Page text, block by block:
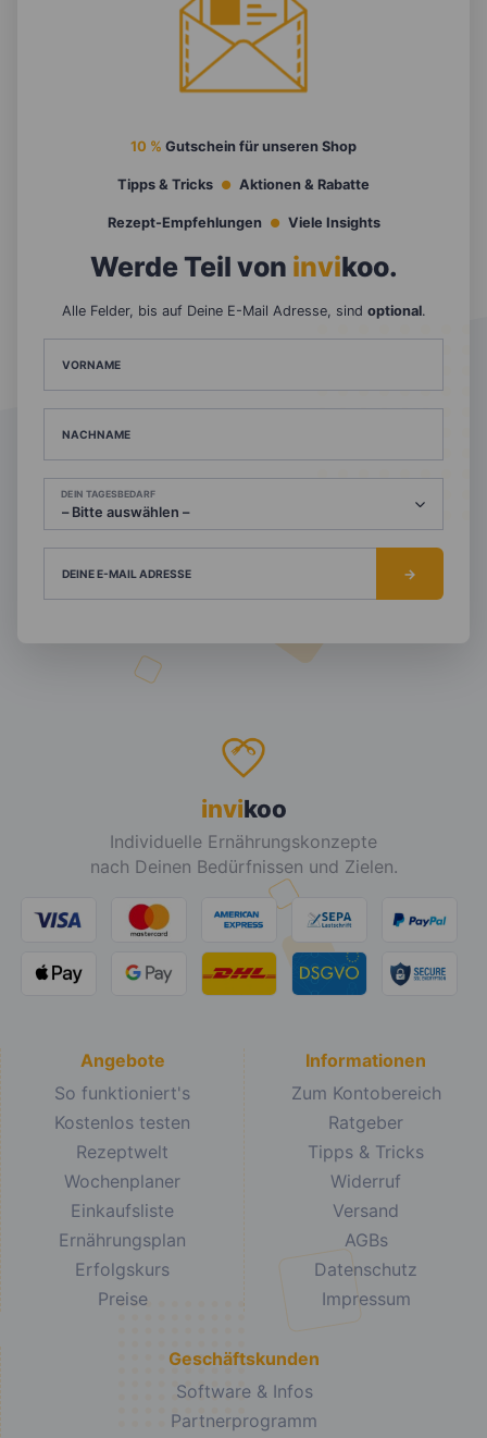
10 % Gutschein für unseren Shop
Tipps & Tricks Aktionen & Rabatte
Rezept-Empfehlungen Viele Insights
Werde Teil von invikoo.
Alle Felder, bis auf Deine E-Mail Adresse, sind optional.
VORNAME
NACHNAME
DEIN TAGESBEDARF
DEINE E-MAIL ADRESSE
invikoo
Individuelle Ernährungskonzepte
nach Deinen Bedürfnissen und Zielen.
Angebote
So funktioniert's
Kostenlos testen
Rezeptwelt
Wochenplaner
Einkaufsliste
Ernährungsplan
Erfolgskurs
Preise
Informationen
Zum Kontobereich
Ratgeber
Tipps & Tricks
Widerruf
Versand
AGBs
Datenschutz
Impressum
Geschäftskunden
Software & Infos
Partnerprogramm